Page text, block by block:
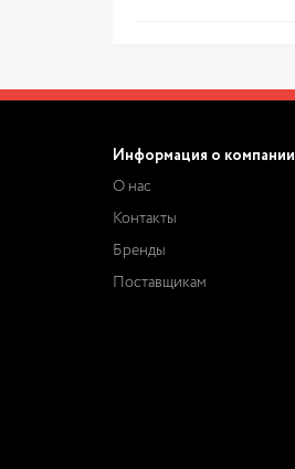
Информация о компании
О нас
Контакты
Бренды
Поставщикам